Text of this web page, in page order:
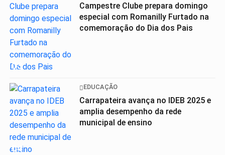
03
Campestre Clube prepara domingo
especial com Romanilly Furtado na
comemoração do Dia dos Pais
04
EDUCAÇÃO
Carrapateira avança no IDEB 2025 e
amplia desempenho da rede
municipal de ensino